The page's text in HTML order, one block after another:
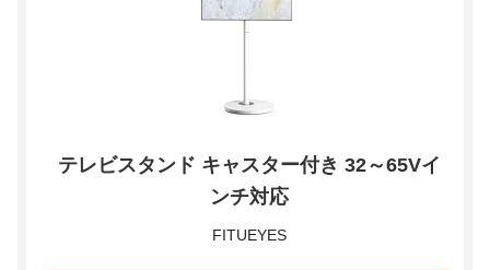
テレビスタンド キャスター付き 32～65Vイ
ンチ対応
FITUEYES